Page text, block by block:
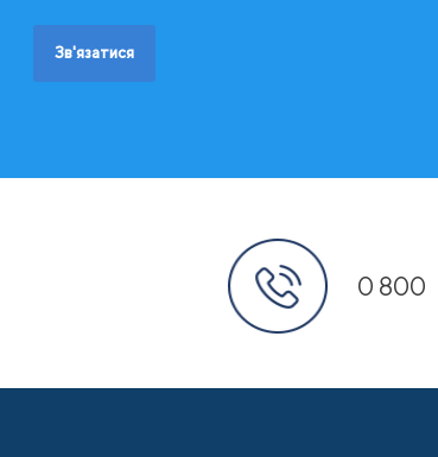
Зв'язатися
0 800